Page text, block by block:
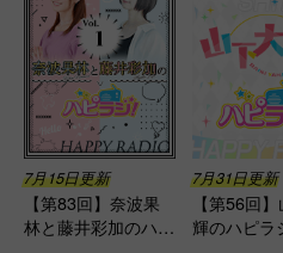
7月15日更新
【第83回】奈波果
林と藤井彩加のハピ
7月31日更新
【第56回
輝のハピラ